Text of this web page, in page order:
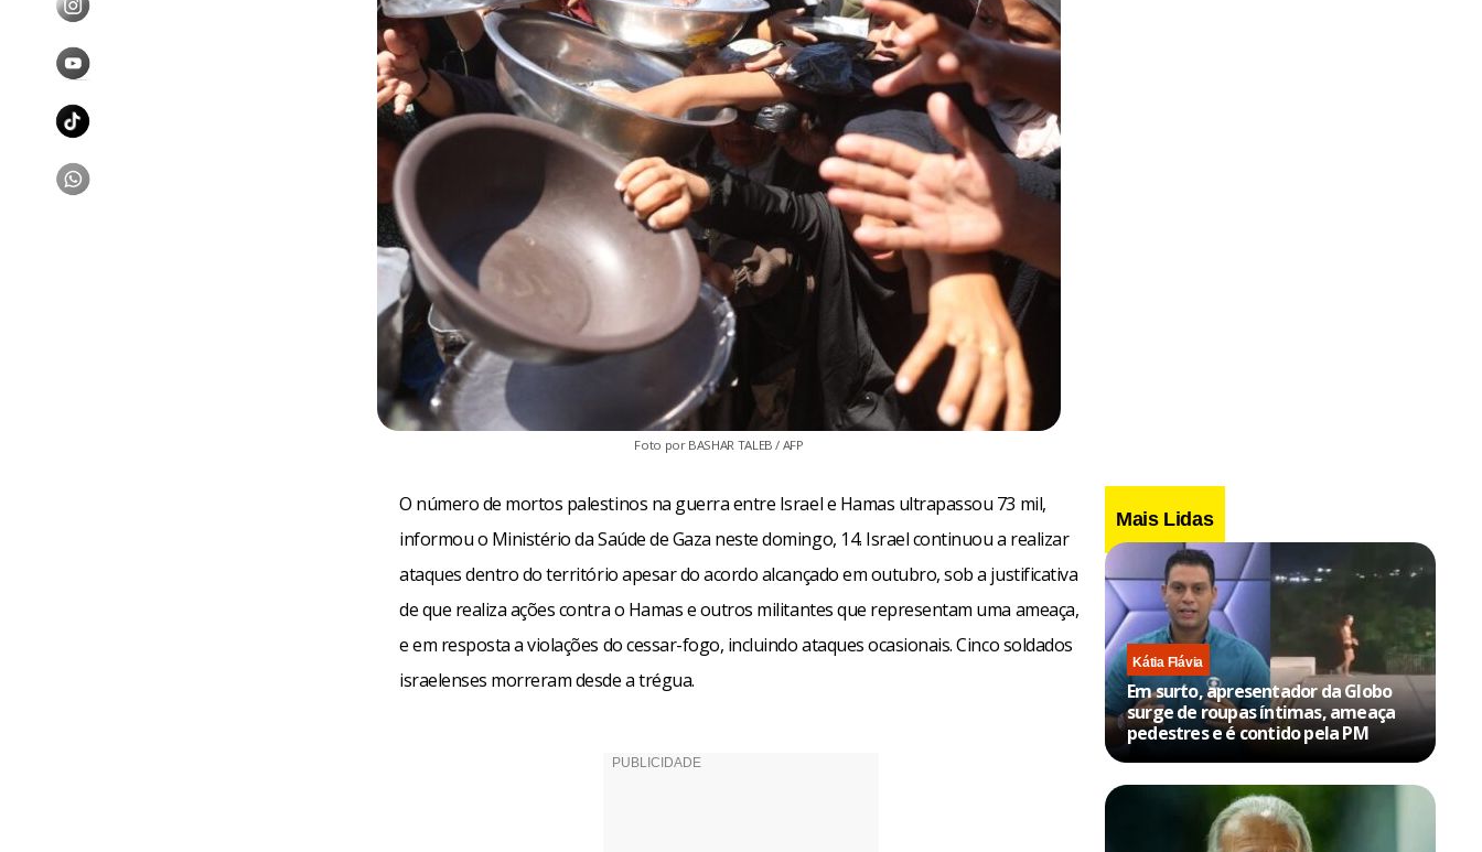
Foto por BASHAR TALEB / AFP
O número de mortos palestinos na guerra entre Israel e Hamas ultrapassou 73 mil,
informou o Ministério da Saúde de Gaza neste domingo, 14. Israel continuou a realizar
ataques dentro do território apesar do acordo alcançado em outubro, sob a justificativa
de que realiza ações contra o Hamas e outros militantes que representam uma ameaça,
e em resposta a violações do cessar-fogo, incluindo ataques ocasionais. Cinco soldados
israelenses morreram desde a trégua.
Mais Lidas
Kátia Flávia
Em surto, apresentador da Globo
surge de roupas íntimas, ameaça
pedestres e é contido pela PM